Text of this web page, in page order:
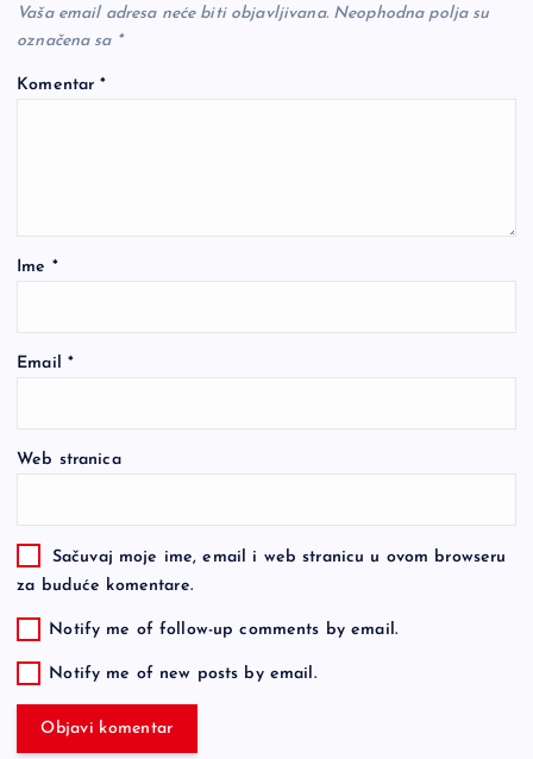
Vaša email adresa neće biti objavljivana. Neophodna polja su
označena sa *
Komentar*
Ime *
Email *
Web stranica
Sačuvaj moje ime, email i web stranicu u ovom browseru
za buduće komentare.
Notify me of follow-up comments by email.
Notify me of new posts by email.